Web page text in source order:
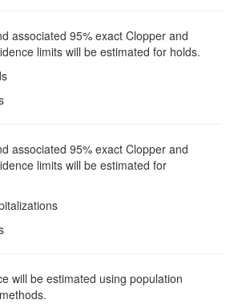
associated 95% exact Clopper and
limits will be estimated for holds.
associated 95% exact Clopper and
limits will be estimated for
will be estimated using population